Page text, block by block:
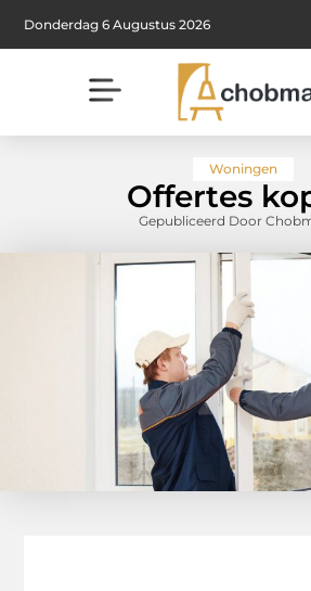
Donderdag 6 Augustus 2026
Woningen
Offertes
Gepubliceerd Door